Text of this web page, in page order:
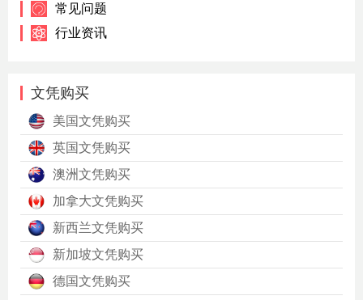
常见问题
行业资讯
文凭购买
美国文凭购买
英国文凭购买
澳洲文凭购买
加拿大文凭购买
新西兰文凭购买
新加坡文凭购买
德国文凭购买